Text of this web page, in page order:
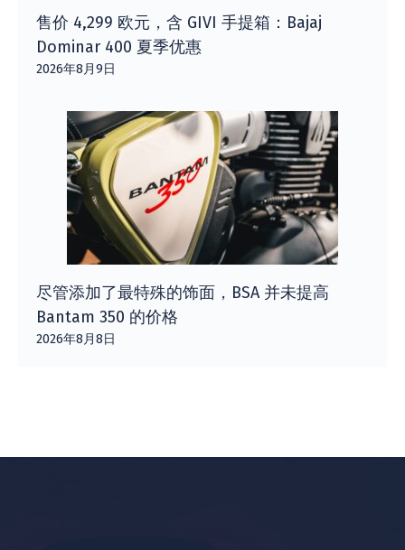
售价 4,299 欧元，含 GIVI 手提箱：Bajaj
Dominar 400 夏季优惠
2026年8月9日
尽管添加了最特殊的饰面，BSA 并未提高
Bantam 350 的价格
2026年8月8日